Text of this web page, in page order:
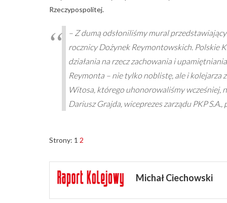
Rzeczypospolitej.
– Z dumą odsłoniliśmy mural
rocznicy Dożynek Reymontowskich. Polskie
działania na rzecz zachowania i
Reymonta – nie tylko noblistę, ale i
Witosa, którego uhonorowaliśmy wcześniej,
Dariusz Grajda, wiceprezes zarządu PKP
Strony: 1 2
Michał Ciechowski